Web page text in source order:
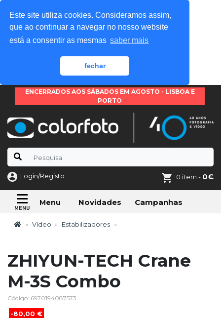
Este site utiliza cookies. Consideramos assim,
que ao continuar a navegar no nosso website
está a consentir as mesmas saber mais
fechar
ENCERRADOS AOS SÁBADOS EM AGOSTO - LISBOA E
PORTO
Login/Registo 0 item - 0€
Menu Novidades Campanhas
Vídeo Estabilizadores
ZHIYUN-TECH Crane
M-3S Combo
Código: 6970194087573
-80,00 €